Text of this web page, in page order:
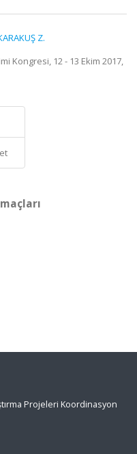
Z.
Kongresi, 12 - 13 Ekim 2017,
Projeleri Koordinasyon